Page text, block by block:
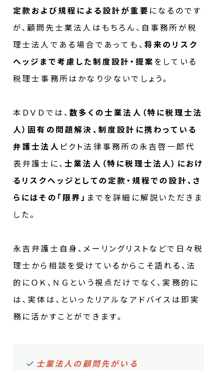
定款および規程による設計が重要 になるのです
が、顧問先士業法人はもちろん、自事務所が税
理士法人である場合であっても、 将来のリスク
ヘッジまで考慮した制度設計・提案をしている
税理士事務所はかなり少ないでしょう。
本ＤＶＤでは、数多くの士業法人（特に税理士法
人）固有の問題解決、制度設計に携わっている
弁護士法人 ピクト法律事務所の永吉啓一郎代
表弁護士に、士業法人（特に税理士法人）におけ
るリスクヘッジとしての定款・規程での設計、さ
らにはその「限界」 までを詳細に解説いただきま
した。
永吉弁護士自身、メーリングリストなどで日々税
理士から相談を受けているからこそ語れる、法
的にＯＫ、ＮＧという視点だけでなく、実務的に
は、実体は、といったリアルなアドバイスは即実
務に活かすことができます。
士業法人の顧問先がいる